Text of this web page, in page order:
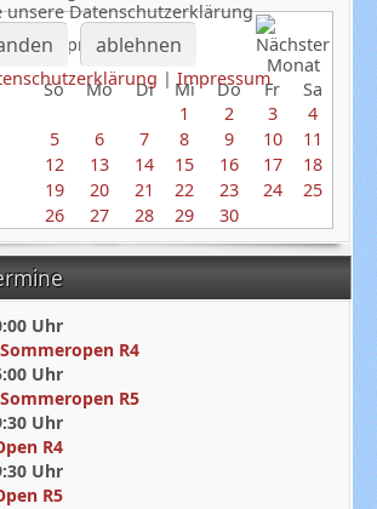
April 2026
So
Mo Di Mi Do Fr
Sa
1
2 3
4
5
6 7 8 9 10
11
12
13 14 15 16 17
18
19
20 21 22 23 24
25
26
27 28 29 30
Uhr
R4
Uhr
R5
Uhr
R4
Uhr
R5
Datenschutzerklärung
ablehnen
|Impressum